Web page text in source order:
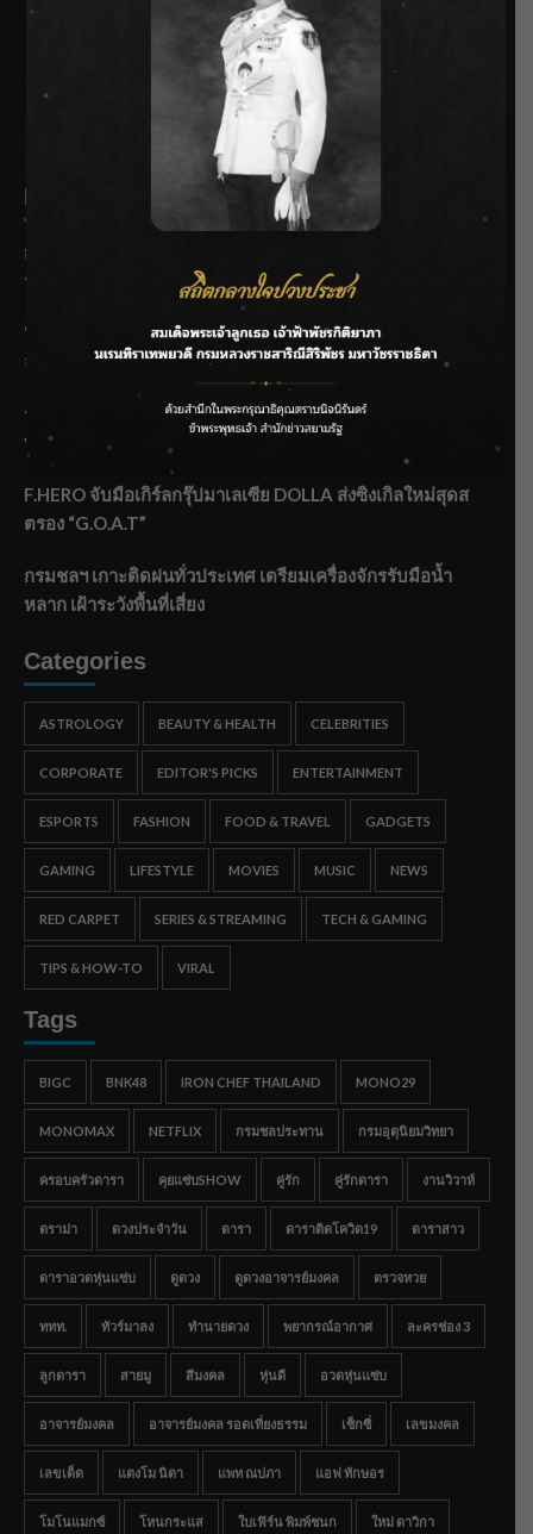
SIAMRATH VARIETY
THE BEST ENTERTAINMENT
Recent Posts
กรมชลฯ รับฟังประชาชน ติดตามแก้ปัญหาโครงการประตู
ระบายน้ำศรีสองรักฯ
‘แมน การิน’ แชร์ความเชื่อชวนคิด! “อยากกินอะไรหลังจาก
ลาโลกนี้ ให้ใส่บาตรสิ่งนั้นไว้ตอนยังมีชีวิต”
ราชเลขานุการในพระองค์ฯ ติดตามโครงการหุบกะพง–ห้วย
ทรายใต้ เสริมความมั่นคงน้ำเพชรบุรี
F.HERO จับมือเกิร์ลกรุ๊ปมาเลเซีย DOLLA ส่งซิงเกิลใหม่สุดส
ตรอง “G.O.A.T”
กรมชลฯ เกาะติดฝนทั่วประเทศ เตรียมเครื่องจักรรับมือน้ำ
หลาก เฝ้าระวังพื้นที่เสี่ยง
Categories
ASTROLOGY BEAUTY & HEALTH CELEBRITIES
CORPORATE EDITOR'S PICKS ENTERTAINMENT
ESPORTS FASHION FOOD & TRAVEL GADGETS
GAMING LIFESTYLE MOVIES MUSIC NEWS
RED CARPET SERIES & STREAMING TECH & GAMING
TIPS & HOW-TO VIRAL
Tags
BIGC BNK48 IRON CHEF THAILAND MONO29
MONOMAX NETFLIX กรมชลประทาน กรมอุตุนิยมวิทยา
ครอบครัวดารา คุยแซ่บSHOW คู่รัก คู่รักดารา งานวิวาห์
ดราม่า ดวงประจำวัน ดารา ดาราติดโควิด19 ดาราสาว
ดาราอวดหุ่นแซ่บ ดูดวง ดูดวงอาจารย์มงคล ตรวจหวย
ททท. ทัวร์มาลง ทำนายดวง พยากรณ์อากาศ ละครช่อง 3
ลูกดารา สายมู สีมงคล หุ่นดี อวดหุ่นแซ่บ
อาจารย์มงคล อาจารย์มงคล รอดเที่ยงธรรม เซ็กซี่ เลขมงคล
เลขเด็ด แตงโม นิดา แพท ณปภา แอฟ ทักษอร
โมโนแมกซ์ โหนกระแส ใบเฟิร์น พิมพ์ชนก ใหม่ ดาวิกา